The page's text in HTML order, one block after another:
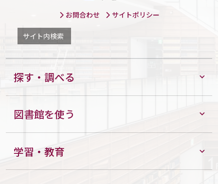
お問合わせ サイトポリシー
サイト内検索
探す・調べる
図書館を使う
学習・教育